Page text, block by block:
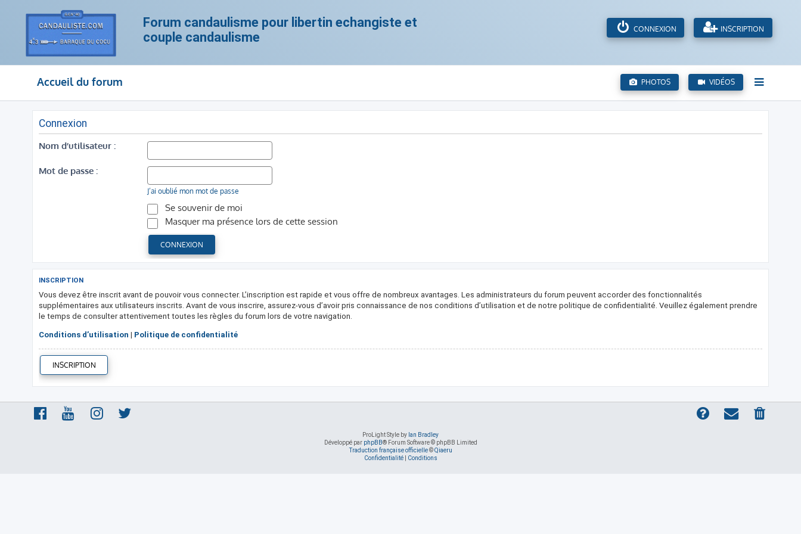
Forum candaulisme pour libertin echangiste et
couple candaulisme
CONNEXION INSCRIPTION
PHOTOS VIDÉOS
Accueil du forum
Connexion
Nom d’utilisateur :
Mot de passe :
J’ai oublié mon mot de passe
Se souvenir de moi
Masquer ma présence lors de cette session
INSCRIPTION
Vous devez être inscrit avant de pouvoir vous connecter. L’inscription est rapide et vous offre de nombreux avantages. Les administrateurs du forum peuvent accorder des fonctionnalités
supplémentaires aux utilisateurs inscrits. Avant de vous inscrire, assurez-vous d’avoir pris connaissance de nos conditions d’utilisation et de notre politique de confidentialité. Veuillez également prendre
le temps de consulter attentivement toutes les règles du forum lors de votre navigation.
Conditions d’utilisation | Politique de confidentialité
INSCRIPTION
ProLight Style by Ian Bradley
Développé par phpBB® Forum Software © phpBB Limited
Traduction française officielle©Qiaeru
Confidentialité| Conditions